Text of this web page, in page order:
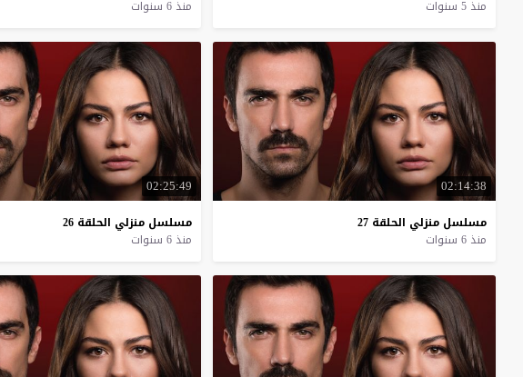
منذ 5 سنوات
منذ 6 سنوات
02:14:38
مسلسل منزلي الحلقة 27
منذ 6 سنوات
02:25:49
مسلسل منزلي الحلقة 26
منذ 6 سنوات